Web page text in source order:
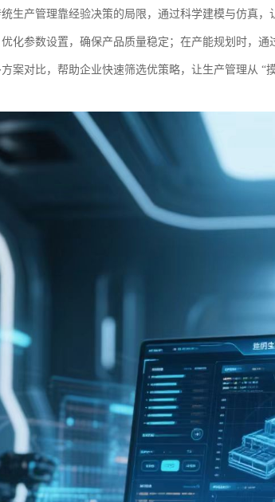
生产管理靠经验决策的局限，通过科学建模与仿真
化参数设置，确保产品质量稳定；在产能规划时，
案对比，帮助企业快速筛选优策略，让生产管理从 “